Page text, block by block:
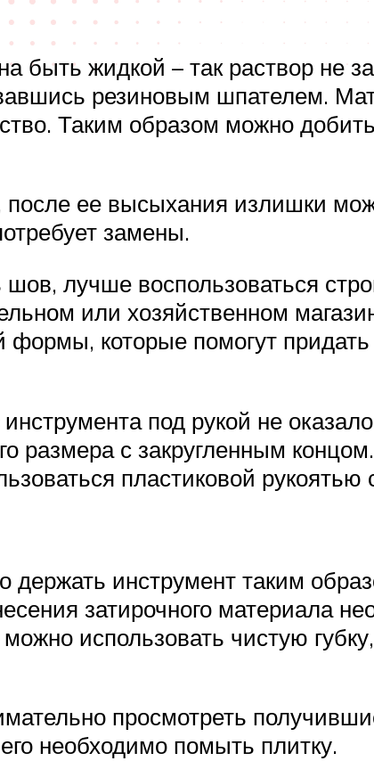
быть жидкой – так раствор не
резиновым шпателем.
Таким образом можно
после ее высыхания излишки
замены.
лучше воспользоваться
или хозяйственном
формы, которые помогут
под рукой не
размера с закругленным
пластиковой рукоятью
инструмент таким
затирочного материала
использовать чистую
просмотреть
необходимо помыть плитку.